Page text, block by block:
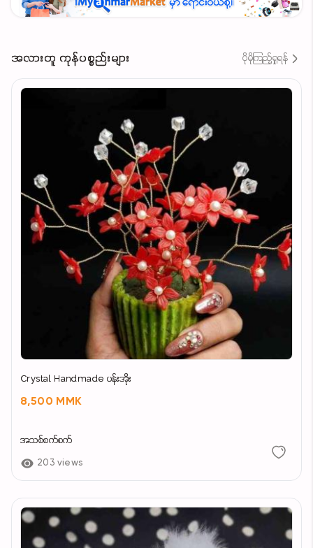
အလားတူ ကုန်ပစ္စည်းများ ပိုမိုကြည့်ရှုရန်
Crystal Handmade ပန်းအိုး
8,500 MMK
အသစ်စက်စက်
203 views